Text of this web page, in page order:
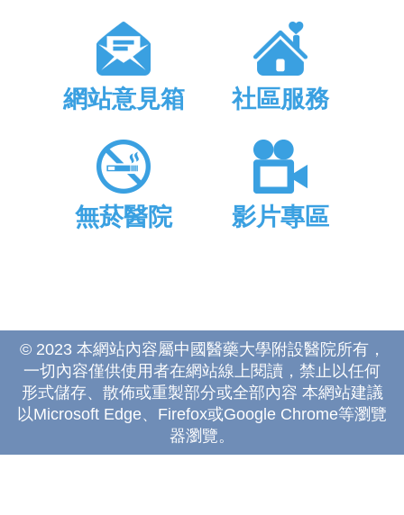
網站意見箱 社區服務
無菸醫院 影片專區
© 2023 本網站內容屬中國醫藥大學附設醫院所有，
一切內容僅供使用者在網站線上閱讀，禁止以任何
形式儲存、散佈或重製部分或全部內容 本網站建議
以Microsoft Edge、Firefox或Google Chrome等瀏覽
器瀏覽。